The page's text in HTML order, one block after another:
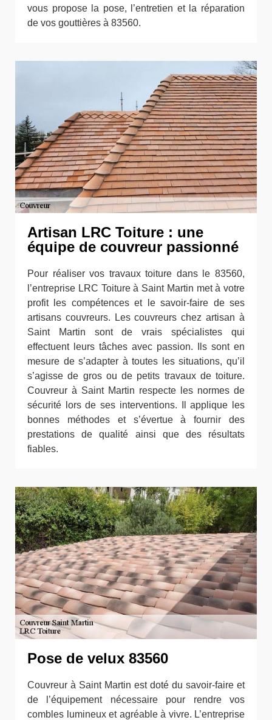
vous propose la pose, l’entretien et la réparation
de vos gouttières à 83560.
Artisan LRC Toiture : une
équipe de couvreur passionné
Pour réaliser vos travaux toiture dans le 83560,
l’entreprise LRC Toiture à Saint Martin met à votre
profit les compétences et le savoir-faire de ses
artisans couvreurs. Les couvreurs chez artisan à
Saint Martin sont de vrais spécialistes qui
effectuent leurs tâches avec passion. Ils sont en
mesure de s’adapter à toutes les situations, qu’il
s’agisse de gros ou de petits travaux de toiture.
Couvreur à Saint Martin respecte les normes de
sécurité lors de ses interventions. Il applique les
bonnes méthodes et s’évertue à fournir des
prestations de qualité ainsi que des résultats
fiables.
Pose de velux 83560
Couvreur à Saint Martin est doté du savoir-faire et
de l’équipement nécessaire pour rendre vos
combles lumineux et agréable à vivre. L’entreprise